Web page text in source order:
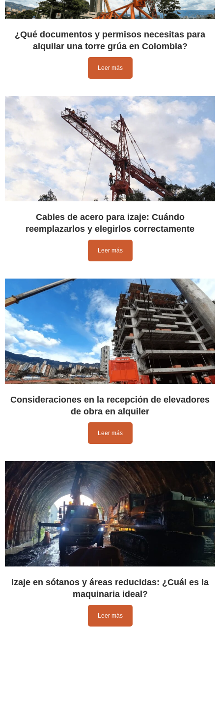
¿Qué documentos y permisos necesitas para
alquilar una torre grúa en Colombia?
Leer más
Cables de acero para izaje: Cuándo
reemplazarlos y elegirlos correctamente
Leer más
Consideraciones en la recepción de elevadores
de obra en alquiler
Leer más
Izaje en sótanos y áreas reducidas: ¿Cuál es la
maquinaria ideal?
Leer más